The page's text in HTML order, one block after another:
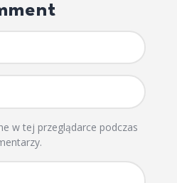
w tej przeglądarce podczas